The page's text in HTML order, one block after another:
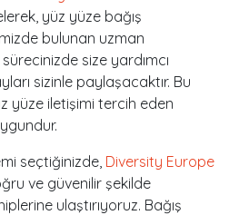
yüz yüze bağış
bulunan uzman
size yardımcı
sizinle paylaşacaktır. Bu
yüze iletişimi tercih eden
seçtiğinizde, Diversity Europe
ve güvenilir şekilde
ulaştırıyoruz. Bağış